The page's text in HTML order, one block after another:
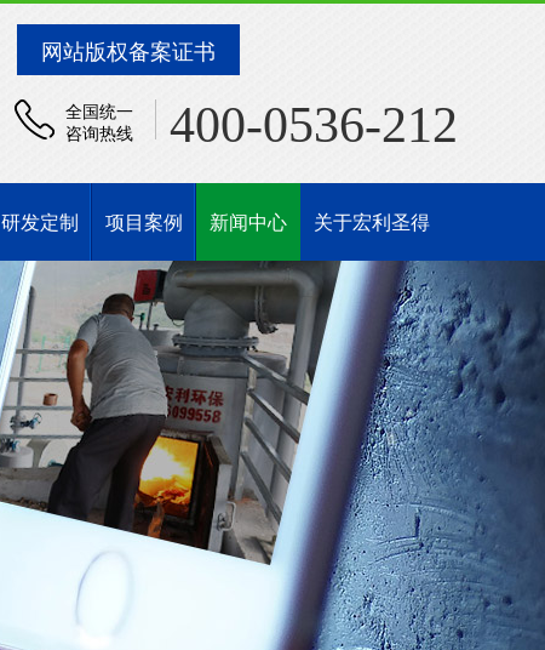
网站版权备案证书
全国统一
咨询热线
400-0536-212
研发定制 项目案例 新闻中心 关于宏利圣得